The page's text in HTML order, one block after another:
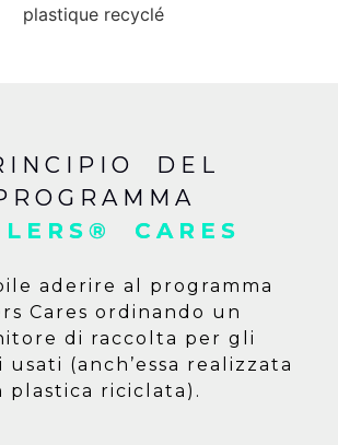
DEL
CARES
aderire al programma
Cares ordinando un
di raccolta per gli
(anch’essa realizzata
plastica riciclata).